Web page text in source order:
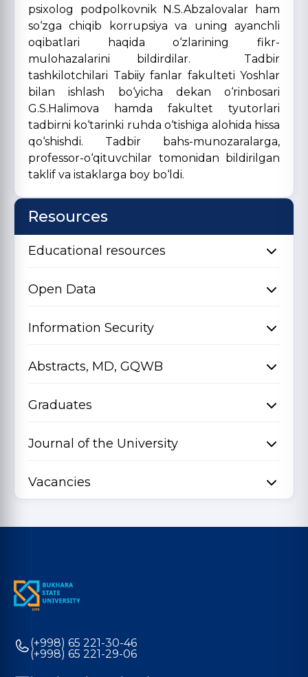
psixolog podpolkovnik N.S.Abzalovalar ham
so‘zga chiqib korrupsiya va uning ayanchli
oqibatlari haqida o‘zlarining fikr-
mulohazalarini bildirdilar. Tadbir
tashkilotchilari Tabiiy fanlar fakulteti Yoshlar
bilan ishlash bo‘yicha dekan o‘rinbosari
G.S.Halimova hamda fakultet tyutorlari
tadbirni ko‘tarinki ruhda o‘tishiga alohida hissa
qo‘shishdi. Tadbir bahs-munozaralarga,
professor-o‘qituvchilar tomonidan bildirilgan
taklif va istaklarga boy bo‘ldi.
Resources
Educational resources
Open Data
Information Security
Abstracts, MD, GQWB
Graduates
Journal of the University
Vacancies
(+998) 65 221-30-46
(+998) 65 221-29-06